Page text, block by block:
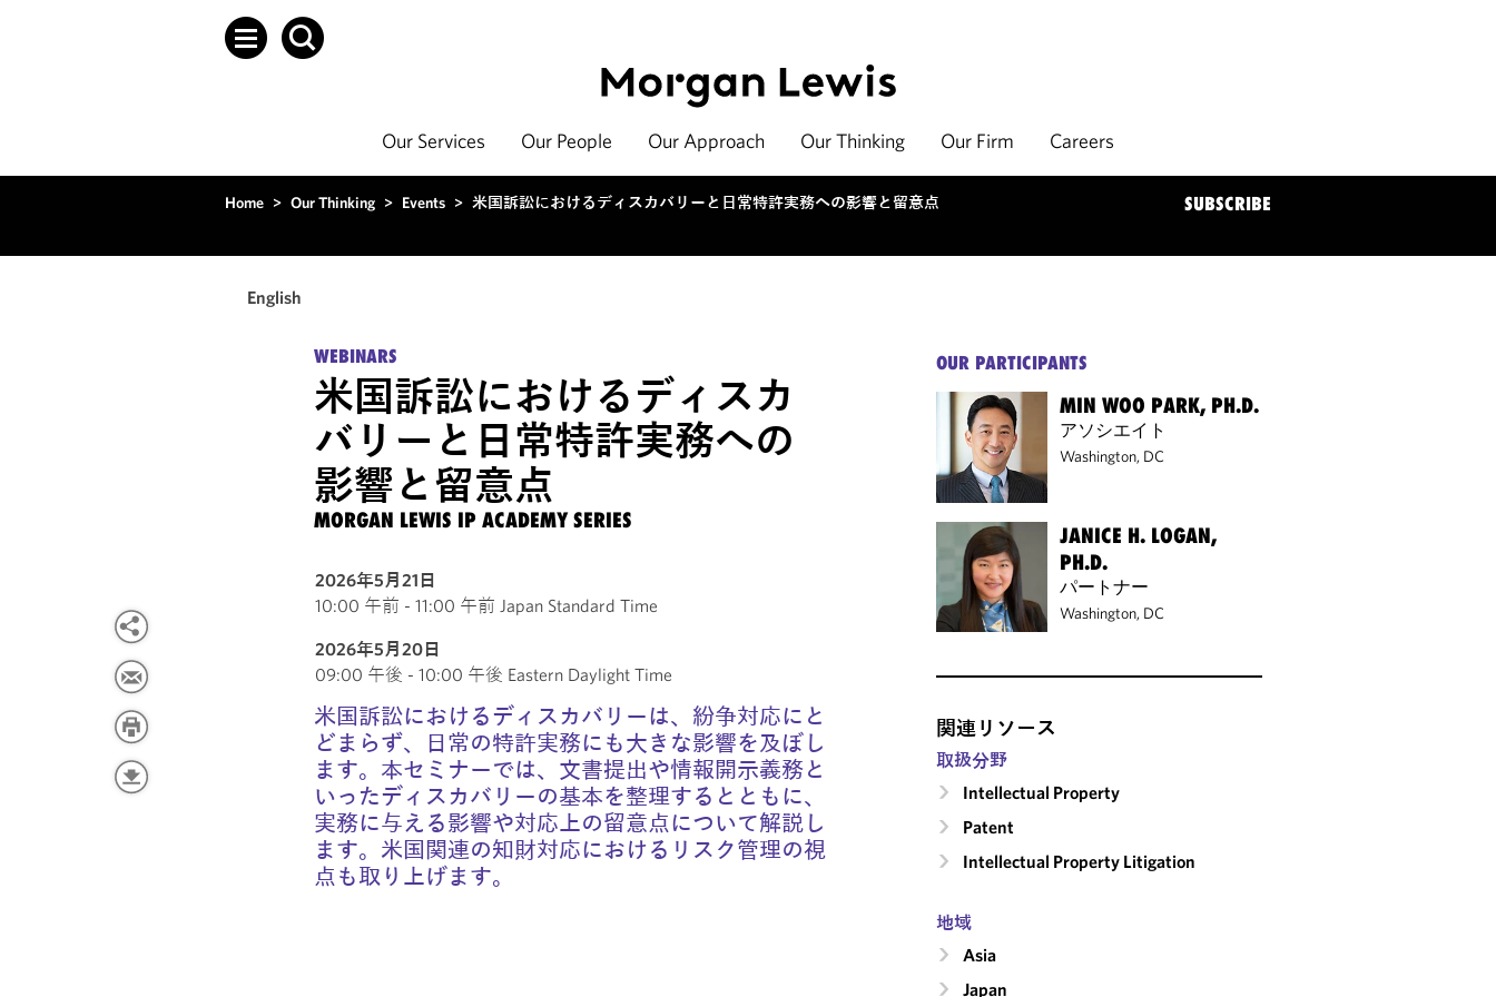
Our Services Our People Our Approach Our Thinking Our Firm Careers
Home > Our Thinking > Events > 米国訴訟におけるディスカバリーと日常特許実務への影響と留意点 SUBSCRIBE
English
WEBINARS
米国訴訟におけるディスカ
バリーと日常特許実務への
影響と留意点
MORGAN LEWIS IP ACADEMY SERIES
2026年5月21日
10:00 午前 - 11:00 午前 Japan Standard Time
2026年5月20日
09:00 午後 - 10:00 午後 Eastern Daylight Time
米国訴訟におけるディスカバリーは、紛争対応にと
どまらず、日常の特許実務にも大きな影響を及ぼし
ます。本セミナーでは、文書提出や情報開示義務と
いったディスカバリーの基本を整理するとともに、
実務に与える影響や対応上の留意点について解説し
ます。米国関連の知財対応におけるリスク管理の視
点も取り上げます。
OUR PARTICIPANTS
MIN WOO PARK, PH.D.
アソシエイト
Washington, DC
JANICE H. LOGAN,
PH.D.
パートナー
Washington, DC
関連リソース
取扱分野
Intellectual Property
Patent
Intellectual Property Litigation
地域
Asia
Japan